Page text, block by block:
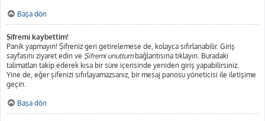
Başa dön
Şifremi kaybettim!
Panik yapmayın! Şifreniz geri getirelemese de, kolayca sıfırlanabilir. Giriş
sayfasını ziyaret edin ve Şifremi unuttumbağlantısına tıklayın. Buradaki
talimatları takip ederek kısa bir süre içerisinde yeniden giriş yapabilirsiniz.
Yine de, eğer şifenizi sıfırlayamazsanız, bir mesaj panosu yöneticisi ile iletişime
geçin.
Başa dön